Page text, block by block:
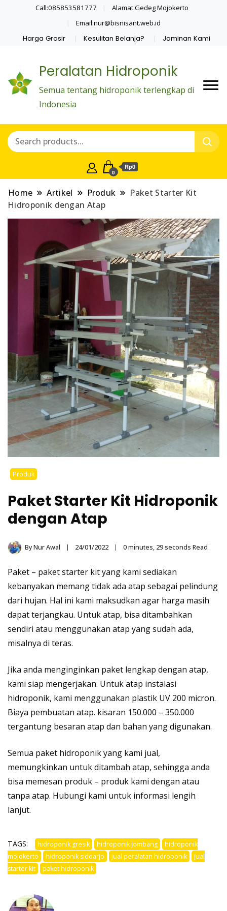
Call:085853581777
Alamat:Gedeg Mojokerto
Email:nur@bisnisant.web.id
Harga Grosir Kesulitan Belanja? Jaminan Kami
Peralatan Hidroponik
Semua tentang hidroponik terlengkap di
Indonesia
0
Rp0
Home Artikel Produk
Paket Starter Kit
Hidroponik dengan Atap
Produk
Paket Starter Kit Hidroponik
dengan Atap
ByNur Awal 24/01/2022 0 minutes, 29 seconds Read
Paket – paketstarter kityang kami sediakan
kebanyakan memang tidak ada atap sebagai pelindung
dari hujan. Hal ini kami maksudkan agar harga masih
dapat terjangkau. Untuk atap, bisa ditambahkan
sendiri atau menggunakan atap yang sudah ada,
misalnya di teras.
Jika anda menginginkan paket lengkap dengan atap,
kami siap mengerjakan. Untuk atap instalasi
hidroponik, kami menggunakan plastik UV 200 micron.
Biaya pembuatan atap. kisaran 150.000 – 350.000
tergantung besaran atap dan bahan yang digunakan.
Semua paket hidroponik yang kami jual,
memungkinkan untuk ditambah atap, sehingga anda
bisa memesan produk – produk kami dengan atau
tanpa atap. Hubungi kami untuk informasi lengih
lanjut.
TAGS: hidroponik gresik hidroponik jombang
hidroponik
mojokerto
hidroponik sidoarjo jual peralatan hidroponik
jual
starter kit
paket hidroponik